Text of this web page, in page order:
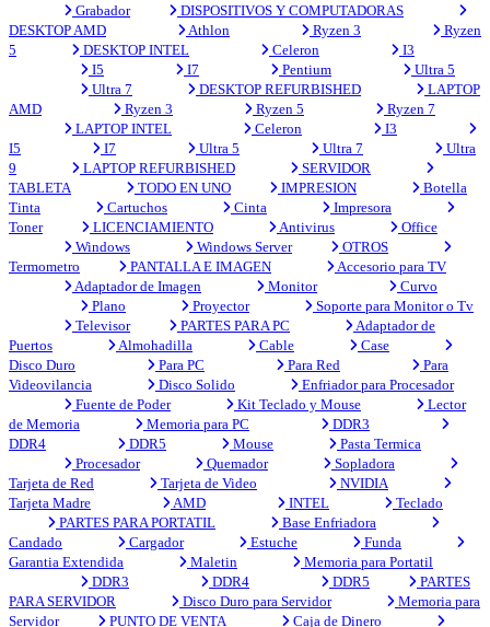
Grabador
DISPOSITIVOS Y COMPUTADORAS
DESKTOP AMD
Athlon Ryzen 3
Ryzen
5
DESKTOP INTEL Celeron
I3
I5
I7 Pentium
Ultra 5
Ultra 7
DESKTOP REFURBISHED
LAPTOP
AMD
Ryzen 3 Ryzen 5
Ryzen 7
LAPTOP INTEL
Celeron
I3
I5
I7 Ultra 5 Ultra 7
Ultra
9
LAPTOP REFURBISHED
SERVIDOR
TABLETA
TODO EN UNO IMPRESION
Botella
Tinta
Cartuchos Cinta
Impresora
Toner
LICENCIAMIENTO Antivirus
Office
Windows
Windows Server
OTROS
Termometro
PANTALLA E IMAGEN
Accesorio para TV
Adaptador de Imagen
Monitor
Curvo
Plano
Proyector
Soporte para Monitor o Tv
Televisor
PARTES PARA PC
Adaptador de
Puertos
Almohadilla Cable
Case
Disco Duro
Para PC Para Red
Para
Videovilancia
Disco Solido
Enfriador para Procesador
Fuente de Poder
Kit Teclado y Mouse
Lector
de Memoria
Memoria para PC
DDR3
DDR4
DDR5 Mouse
Pasta Termica
Procesador
Quemador
Sopladora
Tarjeta de Red
Tarjeta de Video
NVIDIA
Tarjeta Madre
AMD INTEL
Teclado
PARTES PARA PORTATIL
Base Enfriadora
Candado
Cargador Estuche
Funda
Garantia Extendida
Maletin
Memoria para Portatil
DDR3
DDR4 DDR5
PARTES
PARA SERVIDOR
Disco Duro para Servidor
Memoria para
Servidor
PUNTO DE VENTA Caja de Dinero